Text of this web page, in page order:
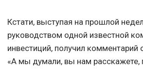
Кстати, выступая на прошлой
руководством одной известной
инвестиций, получил комментарий
«А мы думали, вы нам расскажете,